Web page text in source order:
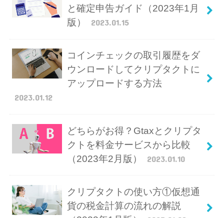
と確定申告ガイド（2023年1月
版）
2023.01.15
コインチェックの取引履歴をダ
ウンロードしてクリプタクトに
アップロードする方法
2023.01.12
どちらがお得？Gtaxとクリプタ
クトを料金サービスから比較
（2023年2月版）
2023.01.10
クリプタクトの使い方①仮想通
貨の税金計算の流れの解説